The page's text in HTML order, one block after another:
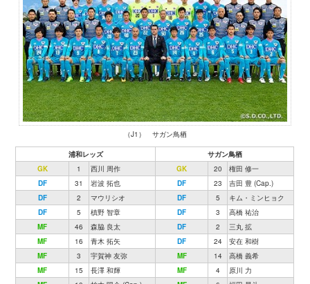
（J1） サガン鳥栖
浦和レッズ
サガン鳥栖
GK
1 西川 周作 GK 20
権田 修一
DF
31 岩波 拓也 DF 23
吉田 豊 (Cap.)
DF
2 マウリシオ DF 5
キム・ミンヒョク
DF
5 槙野 智章 DF 3
高橋 祐治
MF
46 森脇 良太 DF 2
三丸 拡
MF
16 青木 拓矢 DF 24
安在 和樹
MF
3 宇賀神 友弥 MF 14
高橋 義希
MF
15 長澤 和輝 MF 4
原川 力